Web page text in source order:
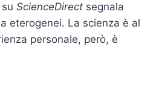
ScienceDirect segnala
eterogenei. La scienza è al
personale, però, è